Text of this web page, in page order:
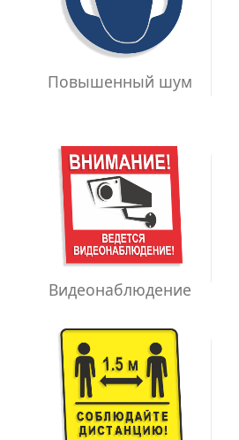
Повышенный шум
Видеонаблюдение